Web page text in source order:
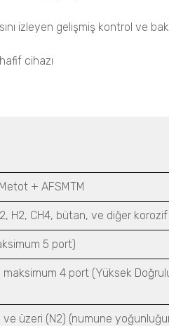
izleyen gelişmiş kontrol ve
cihazı
+ AFSMTM
H2, CH4, bütan, ve diğer
5 port)
maksimum 4 port (Yüksek
üzeri (N2) (numune